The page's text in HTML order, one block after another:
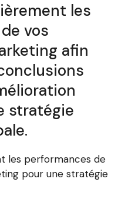
les
vos
afin
stratégie
les performances de
pour une stratégie